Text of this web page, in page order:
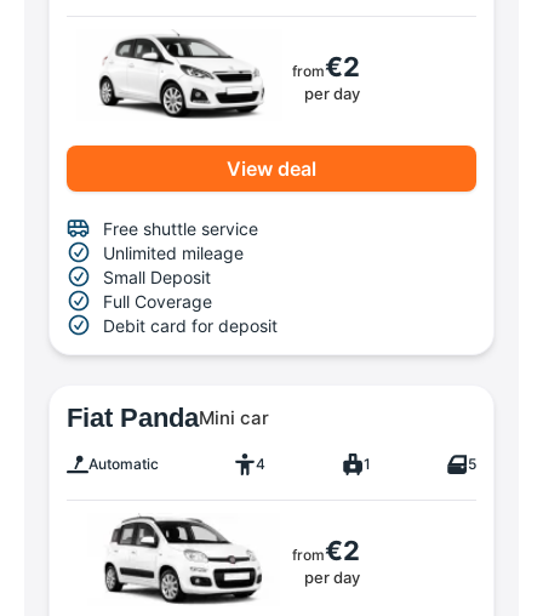
from€2
per day
View deal
Free shuttle service
Unlimited mileage
Small Deposit
Full Coverage
Debit card for deposit
Fiat PandaMini car
Automatic 4 1 5
from€2
per day